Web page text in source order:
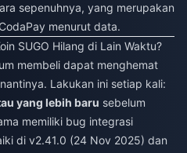
sepenuhnya, yang merupakan
menurut data.
SUGO Hilang di Lain Waktu?
membeli dapat menghemat
Lakukan ini setiap kali:
yang lebih baru sebelum
memiliki bug integrasi
di v2.41.0 (24 Nov 2025) dan